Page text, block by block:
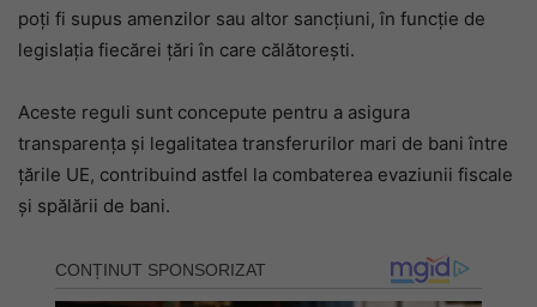
poți fi supus amenzilor sau altor sancțiuni, în funcție de
legislația fiecărei țări în care călătorești.
Aceste reguli sunt concepute pentru a asigura
transparența și legalitatea transferurilor mari de bani între
țările UE, contribuind astfel la combaterea evaziunii fiscale
și spălării de bani.